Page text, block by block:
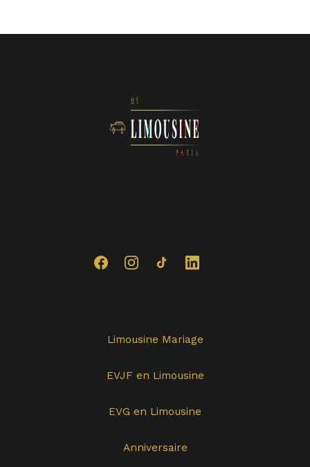
Limousine Mariage
EVJF en Limousine
EVG en Limousine
Anniversaire